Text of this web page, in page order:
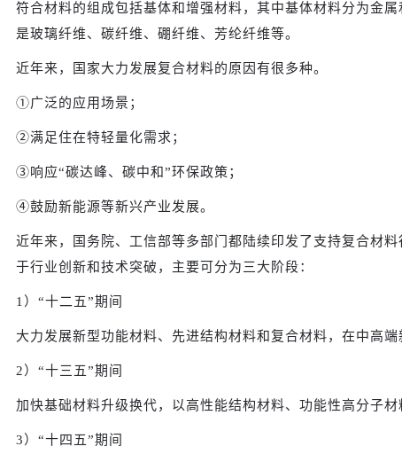
符合材料的组成包括基体和增强材料，其中基体材料分为金
是玻璃纤维、碳纤维、 硼纤维、芳纶纤维等。
近年来，国家大力发展复合材料的原因有很多种。
①广泛的应用场景；
②满足住在特轻量化需求；
③响应“碳达峰、碳中和”环保政策；
④鼓励新能源等新兴产业发展。
近年来，国务院、工信部等多部门都陆续印发了支持复合材
于行业创新和技术突破，主要可分为三大阶段：
1）“十二五”期间
大力发展新型功能材料、先进结构材料和复合材料，在中高
2）“十三五”期间
加快基础材料升级换代，以高性能结构材料、功能性高分子
3）“十四五”期间